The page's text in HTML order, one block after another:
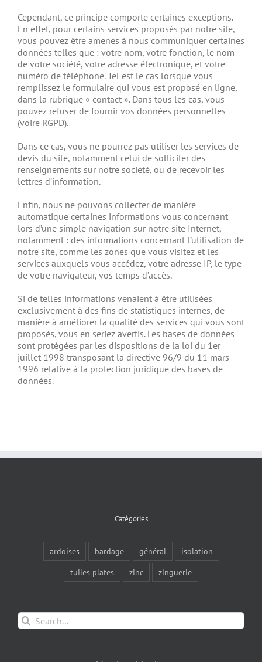
Cependant, ce principe comporte certaines exceptions.
En effet, pour certains services proposés par notre site,
vous pouvez être amenés à nous communiquer certaines
données telles que : votre nom, votre fonction, le nom
de votre société, votre adresse électronique, et votre
numéro de téléphone. Tel est le cas lorsque vous
remplissez le formulaire qui vous est proposé en ligne,
dans la rubrique « contact ». Dans tous les cas, vous
pouvez refuser de fournir vos données personnelles
(voire RGPD).
Dans ce cas, vous ne pourrez pas utiliser les services de
devis du site, notamment celui de solliciter des
renseignements sur notre société, ou de recevoir les
lettres d’information.
Enfin, nous ne pouvons collecter de manière
automatique certaines informations vous concernant
lors d’une simple navigation sur notre site Internet,
notamment : des informations concernant l’utilisation de
notre site, comme les zones que vous visitez et les
services auxquels vous accédez, votre adresse IP, le type
de votre navigateur, vos temps d’accès.
Si de telles informations venaient à être utilisées
exclusivement à des fins de statistiques internes, de
manière à améliorer la qualité des services qui vous sont
proposés, vous en seriez avertis. Les bases de données
sont protégées par les dispositions de la loi du 1er
juillet 1998 transposant la directive 96/9 du 11 mars
1996 relative à la protection juridique des bases de
données.
Catégories
ardoises bardage général
isolation
tuiles plates
zinc zinguerie
Search
for: